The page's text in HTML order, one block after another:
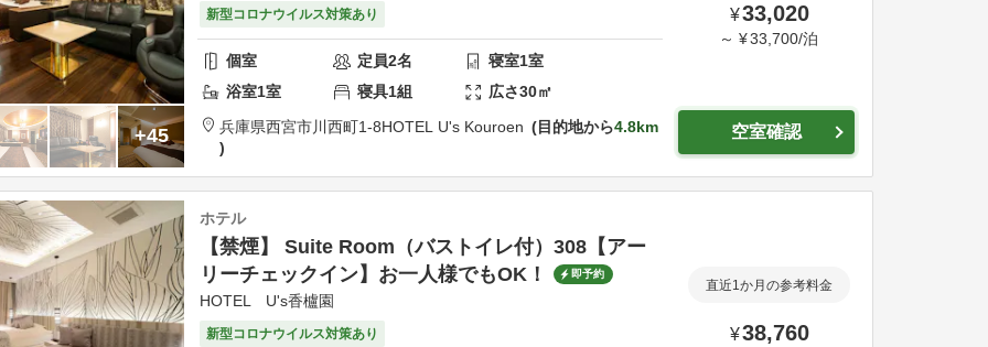
+45
新型コロナウイルス対策あり
個室 定員2名 寝室1室
浴室1室 寝具1組 広さ30㎡
兵庫県西宮市川西町1-8HOTEL U's Kouroen 目的地から4.8km
¥33,020
～ ¥33,700/泊
空室確認
ホテル
【禁煙】 Suite Room（バストイレ付）308【アー
リーチェックイン】お一人様でもOK！
即予約
HOTEL U's香櫨園
新型コロナウイルス対策あり
直近1か月の参考料金
¥38,760